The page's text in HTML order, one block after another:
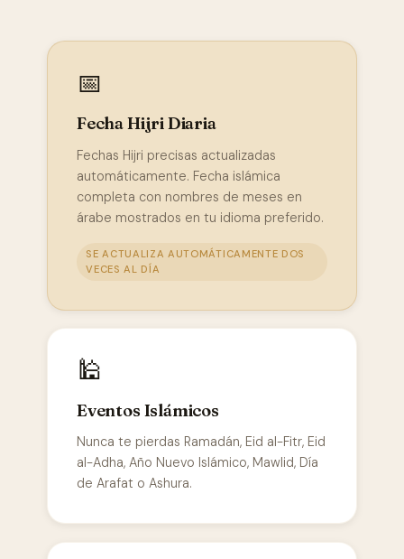
📅
Fecha Hijri Diaria
Fechas Hijri precisas actualizadas
automáticamente. Fecha islámica
completa con nombres de meses en
árabe mostrados en tu idioma preferido.
SE ACTUALIZA AUTOMÁTICAMENTE DOS
VECES AL DÍA
🕌
Eventos Islámicos
Nunca te pierdas Ramadán, Eid al-Fitr, Eid
al-Adha, Año Nuevo Islámico, Mawlid, Día
de Arafat o Ashura.